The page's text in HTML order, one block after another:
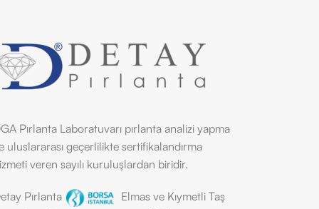
Pırlanta Laboratuvarı pırlanta analizi yapma
uluslararası geçerlilikte sertifikalandırma
veren sayılı kuruluşlardan biridir.
Pırlanta
Elmas ve Kıymetli Taş